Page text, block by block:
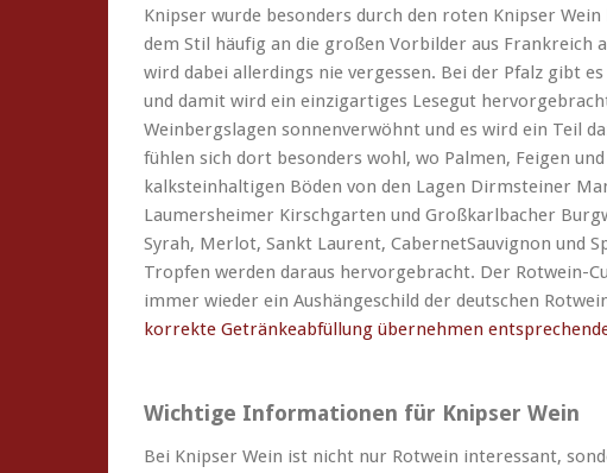
Knipser wurde besonders durch den roten Knipser
dem Stil häufig an die großen Vorbilder aus Frankreich
wird dabei allerdings nie vergessen. Bei der Pfalz gibt
und damit wird ein einzigartiges Lesegut
Weinbergslagen sonnenverwöhnt und es wird ein Teil
fühlen sich dort besonders wohl, wo Palmen, Feigen und
kalksteinhaltigen Böden von den Lagen Dirmsteiner
Laumersheimer Kirschgarten und Großkarlbacher
Syrah, Merlot, Sankt Laurent, CabernetSauvignon und
Tropfen werden daraus hervorgebracht. Der Rotwein-
immer wieder ein Aushängeschild der deutschen
korrekte Getränkeabfüllung übernehmen
Wichtige Informationen für Knipser Wein
Bei Knipser Wein ist nicht nur Rotwein interessant,